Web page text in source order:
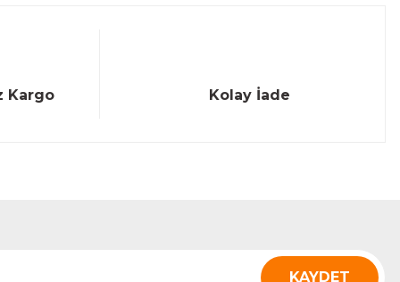
Kargo Kolay İade
KAYDET